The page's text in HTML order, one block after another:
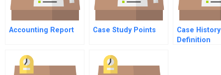
Accounting Report Case Study Points
Case History
Definition